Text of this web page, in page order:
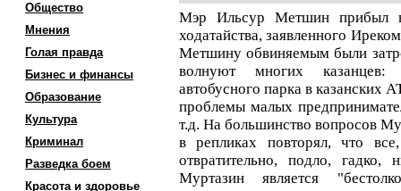
Общество
Мнения
Голая правда
Бизнес и финансы
Образование
Культура
Криминал
Разведка боем
Красота и здоровье
Мэр Ильсур Метшин прибыл в
ходатайства, заявленного
Метшину обвиняемым были
волнуют многих казанцев:
автобусного парка в казанских
проблемы малых
т.д. На большинство вопросов
в репликах повторял, что
отвратительно, подло,
Муртазин является